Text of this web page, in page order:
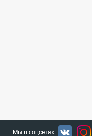
Мы в соцсетях: